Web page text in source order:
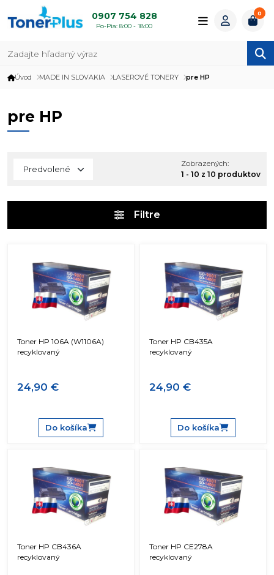
0907 754 828
Po-Pia: 8:00 - 18:00
0
Úvod MADE IN SLOVAKIA LASEROVÉ TONERY pre HP
pre HP
Zobrazených:
1 - 10 z 10 produktov
Filtre
Toner HP 106A (W1106A)
recyklovaný
24,90 €
Do košíka
Toner HP CB435A
recyklovaný
24,90 €
Do košíka
Toner HP CB436A
recyklovaný
Toner HP CE278A
recyklovaný